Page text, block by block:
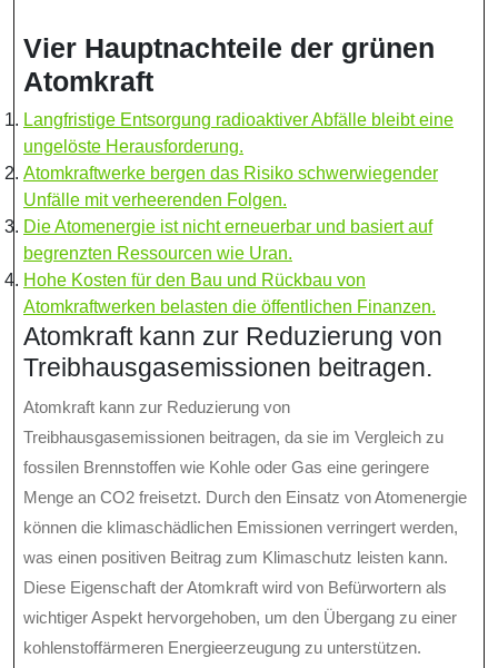
Vier Hauptnachteile der grünen
Atomkraft
Langfristige Entsorgung radioaktiver Abfälle bleibt eine
ungelöste Herausforderung.
Atomkraftwerke bergen das Risiko schwerwiegender
Unfälle mit verheerenden Folgen.
Die Atomenergie ist nicht erneuerbar und basiert auf
begrenzten Ressourcen wie Uran.
Hohe Kosten für den Bau und Rückbau von
Atomkraftwerken belasten die öffentlichen Finanzen.
Atomkraft kann zur Reduzierung von
Treibhausgasemissionen beitragen.
Atomkraft kann zur Reduzierung von
Treibhausgasemissionen beitragen, da sie im Vergleich zu
fossilen Brennstoffen wie Kohle oder Gas eine geringere
Menge an CO2 freisetzt. Durch den Einsatz von Atomenergie
können die klimaschädlichen Emissionen verringert werden,
was einen positiven Beitrag zum Klimaschutz leisten kann.
Diese Eigenschaft der Atomkraft wird von Befürwortern als
wichtiger Aspekt hervorgehoben, um den Übergang zu einer
kohlenstoffärmeren Energieerzeugung zu unterstützen.